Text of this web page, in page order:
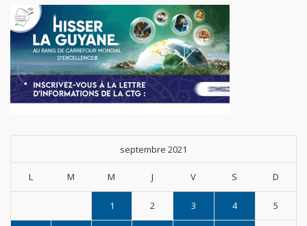
septembre 2021
L M M J V S D
1 2 3 4 5